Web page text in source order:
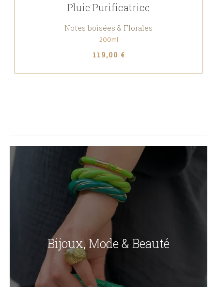
Pluie Purificatrice
Notes boisées & Florales
200ml
119,00 €
Bijoux, Mode & Beauté